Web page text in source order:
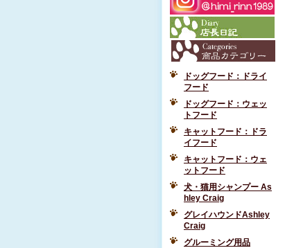
ドッグフード：ドライ
フード
ドッグフード：ウェッ
トフード
キャットフード：ドラ
イフード
キャットフード：ウェ
ットフード
犬・猫用シャンプー As
hley Craig
グレイハウンドAshley
Craig
グルーミング用品